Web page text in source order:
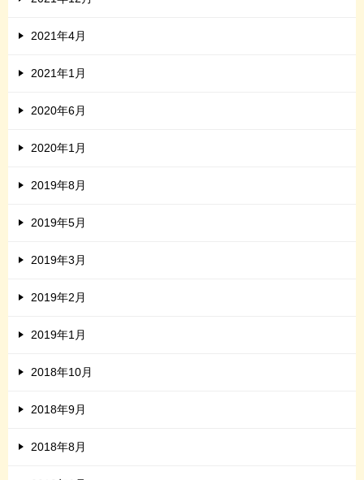
2021年4月
2021年1月
2020年6月
2020年1月
2019年8月
2019年5月
2019年3月
2019年2月
2019年1月
2018年10月
2018年9月
2018年8月